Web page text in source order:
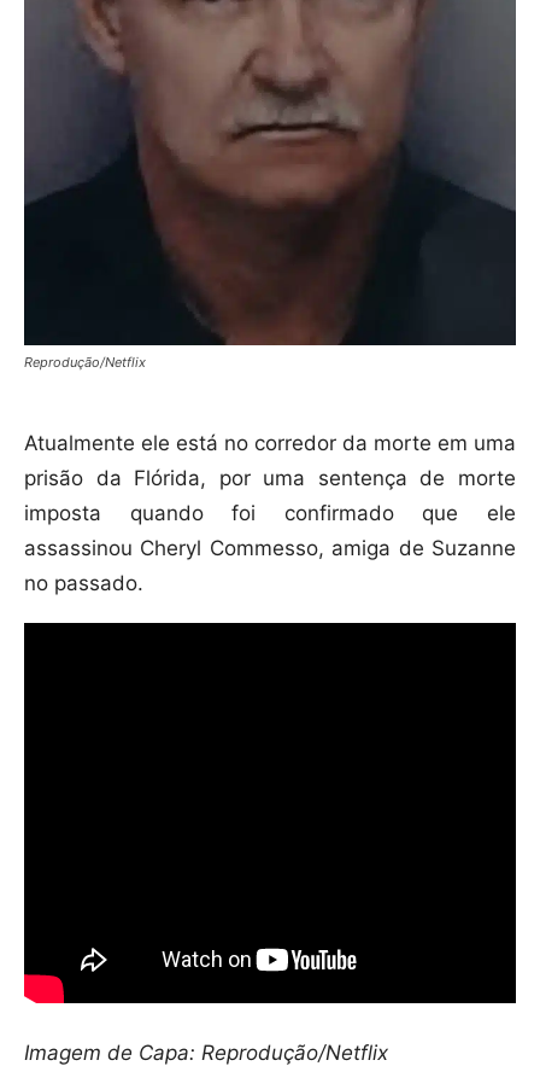
Reprodução/Netflix
Atualmente ele está no corredor da morte em uma
prisão da Flórida, por uma sentença de morte
imposta quando foi confirmado que ele
assassinou Cheryl Commesso, amiga de Suzanne
no passado.
Imagem de Capa: Reprodução/Netflix